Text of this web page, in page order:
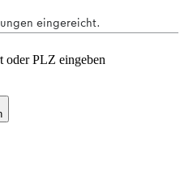
oder PLZ eingeben